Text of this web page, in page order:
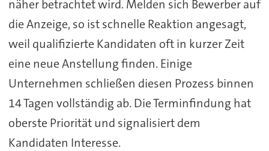
näher betrachtet wird. Melden sich Bewerber auf
die Anzeige, so ist schnelle Reaktion angesagt,
weil qualifizierte Kandidaten oft in kurzer Zeit
eine neue Anstellung finden. Einige
Unternehmen schließen diesen Prozess binnen
14 Tagen vollständig ab. Die Terminfindung hat
oberste Priorität und signalisiert dem
Kandidaten Interesse.